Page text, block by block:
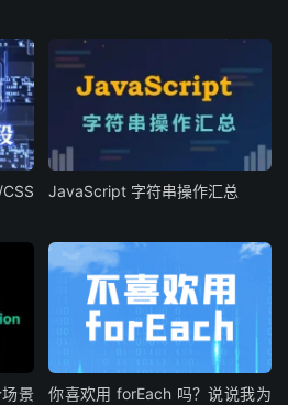
JavaScript 字符串操作汇总
景
你喜欢用 forEach 吗？说说我为